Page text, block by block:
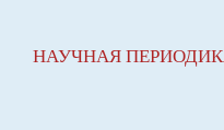
НАУЧНАЯ